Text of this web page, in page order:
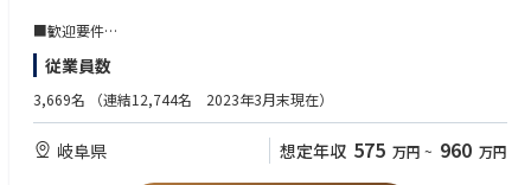
示・生産状況確認、顧客への生産状況報告、監査報告やそれに伴う資料作
の国内工場とマレーシア・フィリピンにある海外工場のいずれかをご経験
や英語力に応じてご担当いただきます。以下をご担当いただきつつ、設備
や品質などの製品担当の代表と生産の進捗管理と顕在化した課題の解決に
向けた週次のミーティングを主導していただきます。なお、国内工場担当
の場合も、顧客は海外の企業となる場合もあります。ゆくゆくは複数工程
■歓迎要件
・半導体や電子部品などの生産管理の経験をお持ちの方
・英語での簡単な資料作成や会話が可能な方
・ISOなどの知識保有者（内部監査経験）
従業員数
3,669名 （連結12,744名 2023年3月末現在）
岐阜県 想定年収 575 万円 ~ 960 万円